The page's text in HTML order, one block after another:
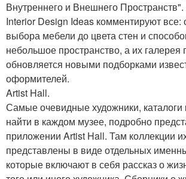
Внутреннего и Внешнего
Interior Design Ideas комментируют все:
выбора мебели до цвета стен и
небольшое пространство, а их галерея
обновляется новыми подборками
оформителей.
Artist Hall.
Самые очевидные художники,
найти в каждом музее, подробно
приложении Artist Hall. Там коллекции
представлены в виде отдельных
которые включают в себя рассказ о